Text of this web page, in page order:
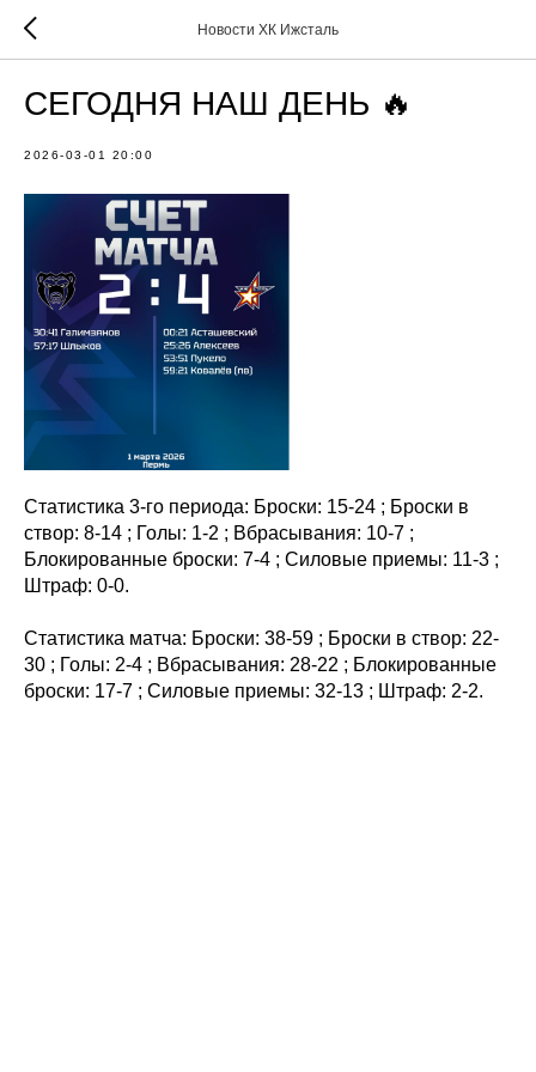
Новости ХК Ижсталь
СЕГОДНЯ НАШ ДЕНЬ 🔥
2026-03-01 20:00
Статистика 3-го периода: Броски: 15-24 ; Броски в
створ: 8-14 ; Голы: 1-2 ; Вбрасывания: 10-7 ;
Блокированные броски: 7-4 ; Силовые приемы: 11-3 ;
Штраф: 0-0.
Статистика матча: Броски: 38-59 ; Броски в створ: 22-
30 ; Голы: 2-4 ; Вбрасывания: 28-22 ; Блокированные
броски: 17-7 ; Силовые приемы: 32-13 ; Штраф: 2-2.